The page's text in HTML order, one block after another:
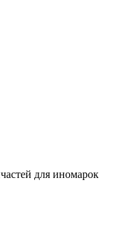
для иномарок